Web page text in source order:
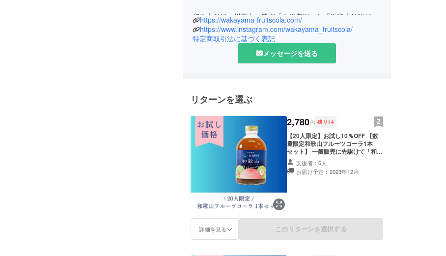
和歌山県紀の川市内の農園「八旗農園」と「近畿大学附属農
場」とのコラボで【サステナブルな和歌山のクラフトコー
ラ】の開発にチャレンジいたします。
あら川の桃ピューレを主原料とした桃のとろみや香り際立つ
https://wakayama-fruitscola.com/
https://www.instagram.com/wakayama_fruitscola/
特定商取引法に基づく表記
メッセージを送る
リターンを選ぶ
2,780円 残り14
【20人限定】お試し10％OFF 【数
量限定和歌山フルーツコーラ1本
セット】 一般販売に先駆けて「和歌
山フルーツコーラ250ml」をお届け
します。 和歌山県産あら川の桃と
12種のスパイスで調合したクラフト
支援者：6人
お届け予定：2023年12月
詳細を見る このリターンを選択する